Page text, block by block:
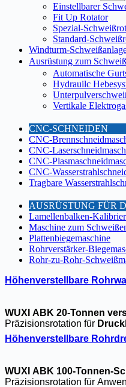
Einstellbarer
Fit Up Rotator
Spezial-
Standard-
Windturm-
Ausrüstung zum
Automatische
Hydrauilc
Vertikale
CNC-SCHNEIDEN
CNC-
CNC-
CNC-
CNC-
Tragbare
AUSRÜSTUNG FÜR
Lamellenbalken-
Maschine zum
Plattenbiegemaschine
Rohrverstärker-
Rohr-zu-Rohr-
Höhenverstellbare
WUXI ABK 20-Tonnen
Präzisionsrotation für
Fertigungund
Höhenverstellungund
einer Genauigkeit von
Garantieideal fürSchiffbau
Höhenverstellbare
WUXI ABK 100-Tonnen-
Präzisionsrotation für